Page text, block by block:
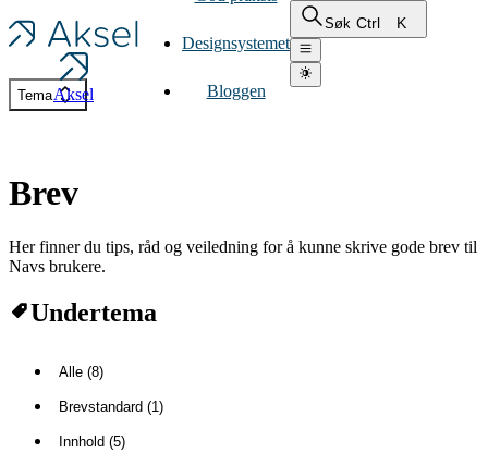
Aksel
Designsystemet
Bloggen
Søk Ctrl K
Tema
Brev
Her finner du tips, råd og veiledning for å kunne skrive gode brev til
Navs brukere.
Undertema
Alle (8)
Brevstandard (1)
Innhold (5)